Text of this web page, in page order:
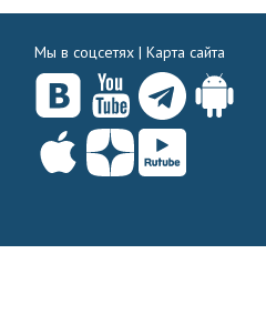
Мы в соцсетях | Карта сайта